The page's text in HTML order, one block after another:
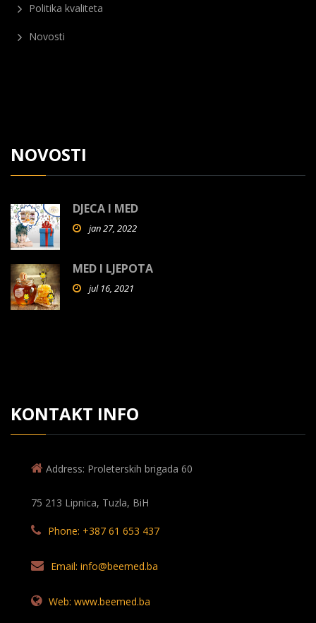
Politika kvaliteta
Novosti
NOVOSTI
DJECA I MED
jan 27, 2022
MED I LJEPOTA
jul 16, 2021
KONTAKT INFO
Address: Proleterskih brigada 60
75 213 Lipnica, Tuzla, BiH
Phone: +387 61 653 437
Email: info@beemed.ba
Web: www.beemed.ba